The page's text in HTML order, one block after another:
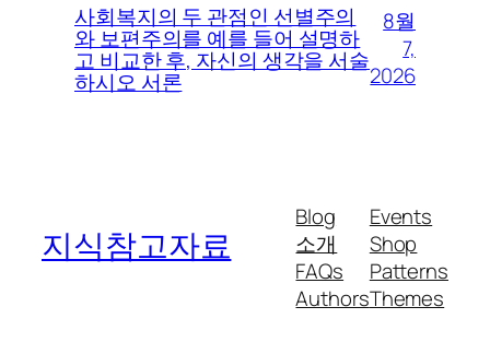
사회복지의 두 관점인 선별주의
와 보편주의를 예를 들어 설명하
고 비교한 후, 자신의 생각을 서술
하시오 서론
8월
7,
2026
지식참고자료
Blog
소개
FAQs
Authors
Events
Shop
Patterns
Themes